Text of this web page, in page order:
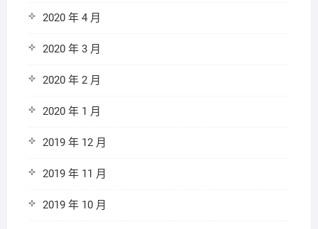
2020 年 4 月
2020 年 3 月
2020 年 2 月
2020 年 1 月
2019 年 12 月
2019 年 11 月
2019 年 10 月